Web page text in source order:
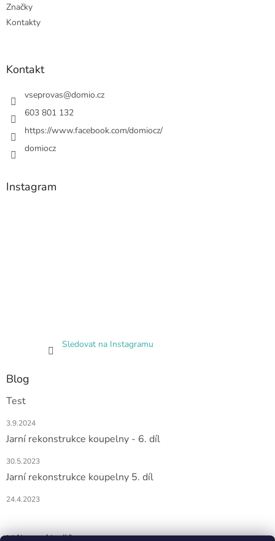
Značky
Kontakty
Kontakt
vseprovas@domio.cz
603 801 132
https://www.facebook.com/domiocz/
domiocz
Instagram
Sledovat na Instagramu
Blog
Test
3.9.2024
Jarní rekonstrukce koupelny - 6. díl
30.5.2023
Jarní rekonstrukce koupelny 5. díl
24.4.2023